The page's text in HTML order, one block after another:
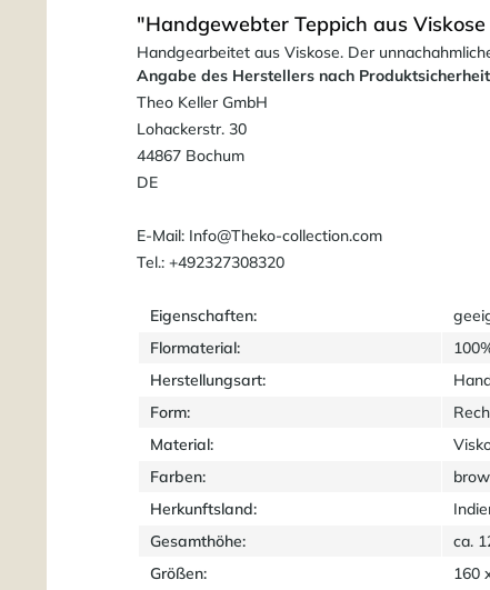
"Handgewebter Teppich aus
Handgearbeitet aus Viskose. Der
Angabe des Herstellers nach
Theo Keller GmbH
Lohackerstr. 30
44867 Bochum
DE
E-Mail: Info@Theko-collection.com
Tel.: +492327308320
Eigenschaften:
Flormaterial:
Herstellungsart:
Form:
Material:
Farben:
Herkunftsland:
Gesamthöhe:
ca.
Größen:
160